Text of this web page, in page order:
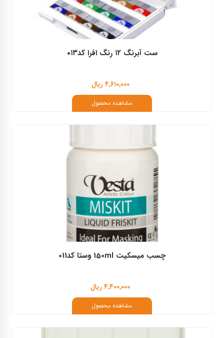
ست آبرنگ ۱۲ رنگ افرا کد۰۱۳
۴,۶۱۰,۰۰۰ ریال
مشاهده محصول
چسب میسکیت 150ml وستا کد011
۴,۴۰۰,۰۰۰ ریال
مشاهده محصول